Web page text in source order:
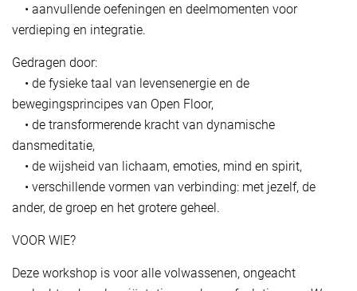
• aanvullende oefeningen en deelmomenten voor
verdieping en integratie.
Gedragen door:
• de fysieke taal van levensenergie en de
bewegingsprincipes van Open Floor,
• de transformerende kracht van dynamische
dansmeditatie,
• de wijsheid van lichaam, emoties, mind en spirit,
• verschillende vormen van verbinding: met jezelf, de
ander, de groep en het grotere geheel.
VOOR WIE?
Deze workshop is voor alle volwassenen, ongeacht